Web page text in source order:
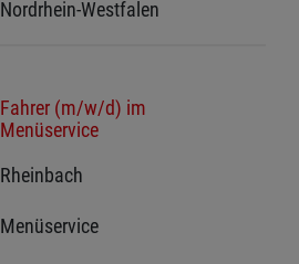
Nordrhein-Westfalen
Fahrer (m/w/d) im
Menüservice
Rheinbach
Menüservice